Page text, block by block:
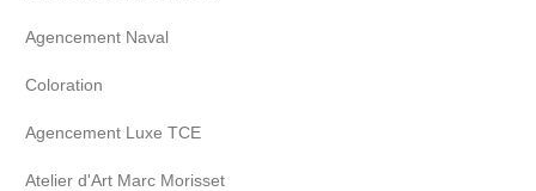
Agencement Naval
Coloration
Agencement Luxe TCE
Atelier d'Art Marc Morisset